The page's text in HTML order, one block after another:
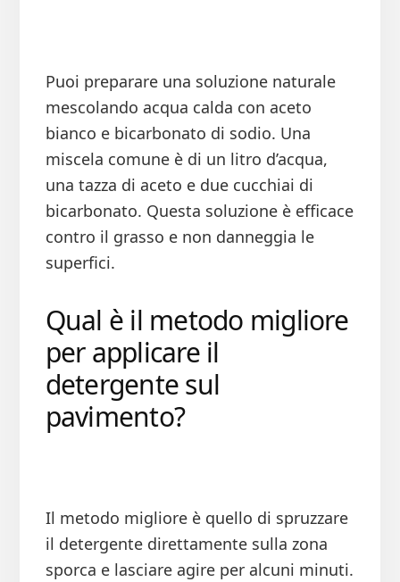
Puoi preparare una soluzione naturale
mescolando acqua calda con aceto
bianco e bicarbonato di sodio. Una
miscela comune è di un litro d’acqua,
una tazza di aceto e due cucchiai di
bicarbonato. Questa soluzione è efficace
contro il grasso e non danneggia le
superfici.
Qual è il metodo migliore
per applicare il
detergente sul
pavimento?
Il metodo migliore è quello di spruzzare
il detergente direttamente sulla zona
sporca e lasciare agire per alcuni minuti.